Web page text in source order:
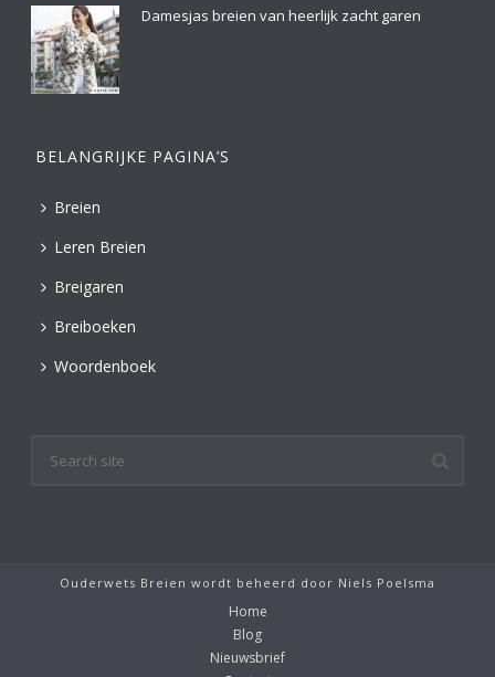
Damesjas breien van heerlijk zacht garen
BELANGRIJKE PAGINA’S
Breien
Leren Breien
Breigaren
Breiboeken
Woordenboek
Ouderwets Breien wordt beheerd door Niels Poelsma
Home
Blog
Nieuwsbrief